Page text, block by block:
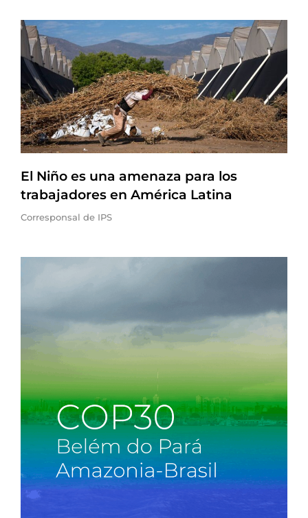
El Niño es una amenaza para los
trabajadores en América Latina
Corresponsal de IPS